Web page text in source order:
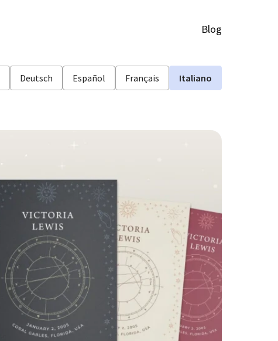
Blog
Deutsch Español Français Italiano